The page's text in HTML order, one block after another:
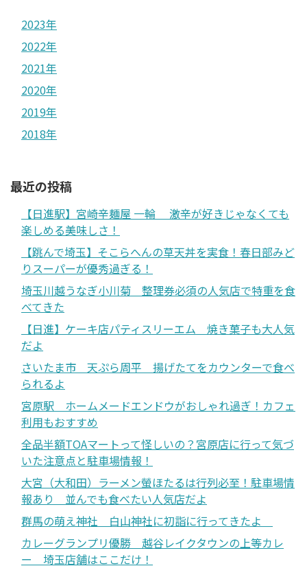
2023年
2022年
2021年
2020年
2019年
2018年
最近の投稿
【日進駅】宮崎辛麺屋 一輪 激辛が好きじゃなくても
楽しめる美味しさ！
【跳んで埼玉】そこらへんの草天丼を実食！春日部みど
りスーパーが優秀過ぎる！
埼玉川越うなぎ小川菊 整理券必須の人気店で特重を食
べてきた
【日進】ケーキ店パティスリーエム 焼き菓子も大人気
だよ
さいたま市 天ぷら周平 揚げたてをカウンターで食べ
られるよ
宮原駅 ホームメードエンドウがおしゃれ過ぎ！カフェ
利用もおすすめ
全品半額TOAマートって怪しいの？宮原店に行って気づ
いた注意点と駐車場情報！
大宮（大和田）ラーメン螢ほたるは行列必至！駐車場情
報あり 並んでも食べたい人気店だよ
群馬の萌え神社 白山神社に初詣に行ってきたよ
カレーグランプリ優勝 越谷レイクタウンの上等カレ
ー 埼玉店舗はここだけ！